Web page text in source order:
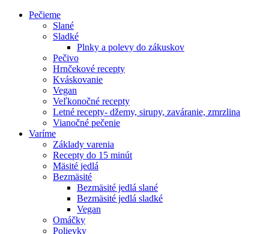
Pečieme
Slané
Sladké
Plnky a polevy do zákuskov
Pečivo
Hrnčekové recepty
Kváskovanie
Vegan
Veľkonočné recepty
Letné recepty- džemy, sirupy, zaváranie, zmrzlina
Vianočné pečenie
Varíme
Základy varenia
Recepty do 15 minút
Mäsité jedlá
Bezmäsité
Bezmäsité jedlá slané
Bezmäsité jedlá sladké
Vegan
Omáčky
Polievky